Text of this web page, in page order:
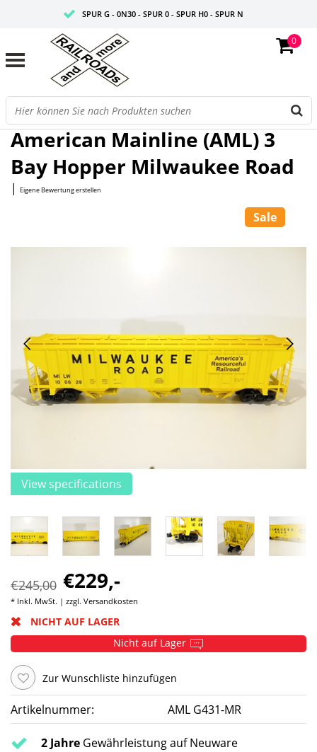
SPUR G - 0N30 - SPUR 0 - SPUR H0 - SPUR N
0
Startseite/3 Bay Hopper Milwaukee Road
American Mainline (AML) 3
Bay Hopper Milwaukee Road
| Eigene Bewertung erstellen
Sale
View specifications
€245,00 €229,-
* Inkl. MwSt. | zzgl. Versandkosten
NICHT AUF LAGER
Nicht auf Lager
Zur Wunschliste hinzufügen
Artikelnummer: AML G431-MR
2 Jahre Gewährleistung auf Neuware